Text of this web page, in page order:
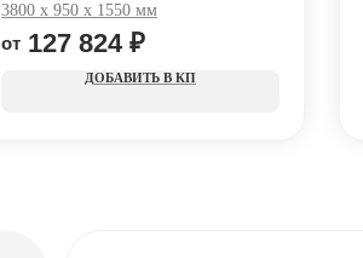
3800 x 950 x 1550 мм
127 824 ₽
КП